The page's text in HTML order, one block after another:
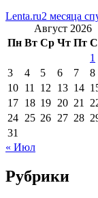
Lenta.ru2 месяца
Август 2026
Пн Вт Ср Чт Пт
1
3
4 5 6 7 8
10 11 12 13 14
17 18 19 20 21
24 25 26 27 28
31
« Июл
Рубрики